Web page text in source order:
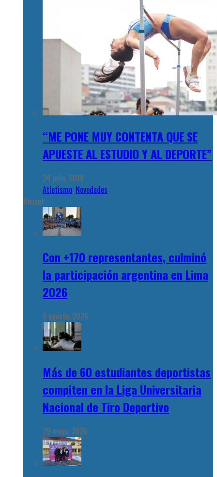
“ME PONE MUY CONTENTA QUE SE
APUESTE AL ESTUDIO Y AL DEPORTE”
24 julio, 2018
Atletismo, Novedades
Recent
Con +170 representantes, culminó
la participación argentina en Lima
2026
5 agosto, 2026
Más de 60 estudiantes deportistas
compiten en la Liga Universitaria
Nacional de Tiro Deportivo
29 mayo, 2026